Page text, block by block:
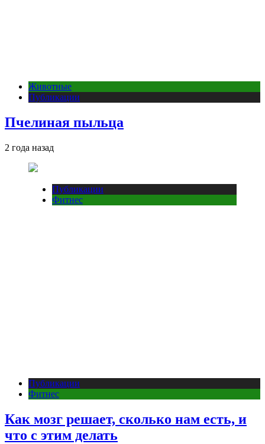
Животные
Публикации
Пчелиная пыльца
2 года назад
Публикации
Фитнес
Публикации
Фитнес
Как мозг решает, сколько нам есть, и
что с этим делать